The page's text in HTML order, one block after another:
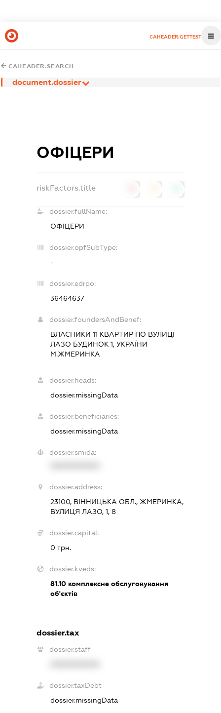
CAHEADER.GETTEST
CAHEADER.SEARCH
document.dossier
ОФІЦЕРИ
riskFactors.title
dossier.fullName:
ОФІЦЕРИ
dossier.opfSubType:
-
dossier.edrpo:
36464637
dossier.foundersAndBenef:
ВЛАСНИКИ 11 КВАРТИР ПО ВУЛИЦІ
ЛАЗО БУДИНОК 1, УКРАЇНИ
М.ЖМЕРИНКА
dossier.heads:
dossier.missingData
dossier.beneficiaries:
dossier.missingData
dossier.smida:
dossier.address:
23100, ВІННИЦЬКА ОБЛ., ЖМЕРИНКА,
ВУЛИЦЯ ЛАЗО, 1, 8
dossier.capital:
0 грн.
dossier.kveds:
81.10комплексне обслуговування
об'єктів
dossier.tax
dossier.staff
dossier.taxDebt
dossier.missingData